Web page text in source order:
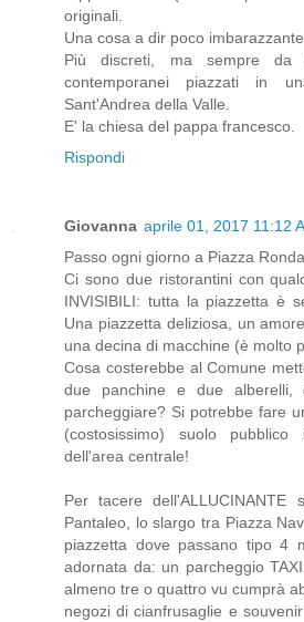
originali.
Una cosa a dir poco imbarazzante.
Più discreti, ma sempre
contemporanei piazzati in
Sant'Andrea della Valle.
E' la chiesa del pappa francesco.
Rispondi
Giovanna aprile 01, 2017 11:12
Passo ogni giorno a Piazza
Ci sono due ristorantini con
INVISIBILI: tutta la piazzetta è
Una piazzetta deliziosa, un
una decina di macchine (è molto
Cosa costerebbe al Comune
due panchine e due
parcheggiare? Si potrebbe fare
(costosissimo) suolo
dell'area centrale!
Per tacere dell'ALLUCINANTE
Pantaleo, lo slargo tra Piazza
piazzetta dove passano tipo 4
adornata da: un parcheggio
almeno tre o quattro vu cumprà
negozi di cianfrusaglie e